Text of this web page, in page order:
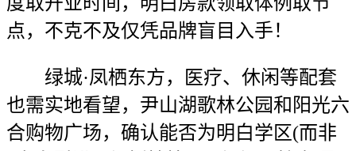
点，不克不及仅凭品牌盲目入手！
绿城·凤栖东方，医疗、休闲等配套
也需实地看望，尹山湖歌林公园和阳光六
合购物广场，确认能否为明白学区(而非